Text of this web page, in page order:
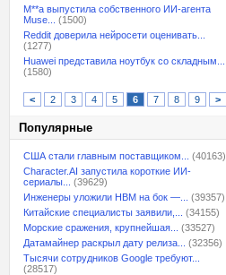
M**a выпустила собственного ИИ-агента
Muse...
(1500)
Reddit доверила нейросети оценивать...
(1277)
Huawei представила ноутбук со складным...
(1580)
< 2 3 4 5 6 7 8 9 >
Популярные
США стали главным поставщиком...
(40163)
Character.AI запустила короткие ИИ-
сериалы...
(39629)
Инженеры уложили HBM на бок —...
(39357)
Китайские специалисты заявили,...
(34155)
Морские сражения, крупнейшая...
(33527)
Датамайнер раскрыл дату релиза...
(32356)
Тысячи сотрудников Google требуют...
(28517)